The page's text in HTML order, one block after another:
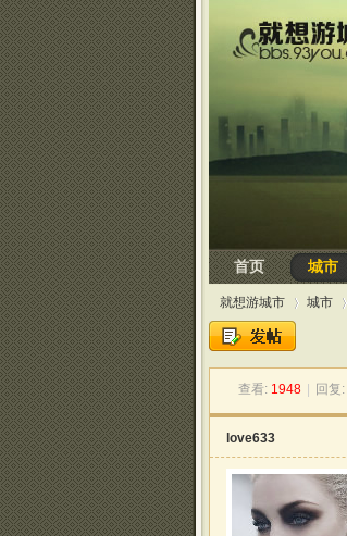
首页 城市
就想游城市
»
城市
›
查看: 1948 回复:
love633